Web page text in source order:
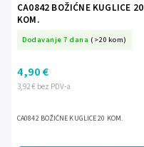
CA0842 BOŽIĆNE KUGLICE 20
KOM.
Dodavanje 7 dana (>20 kom)
3,92 € bez PDV-a
4,90 €
CA0842 BOŽIĆNE KUGLICE 20 KOM.